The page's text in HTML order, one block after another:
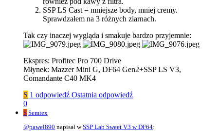
SSP LS Cast = mniejsze body, mniej cremy.
Sprawdzałem na 3 różnych ziarnach.
Tak czy inaczej wygląda i smakuje bardzo przyjemnie:
Ekspres: Profitec Pro 700 Drive
Młynek: Mazzer Mini G, DF64 Gen2+SSP LS V3,
Comandante C40 MK4
S 1 odpowiedź Ostatnia odpowiedź
0
S Semtex
@pawel890 napisał wSSP Lab Sweet V3 w DF64: